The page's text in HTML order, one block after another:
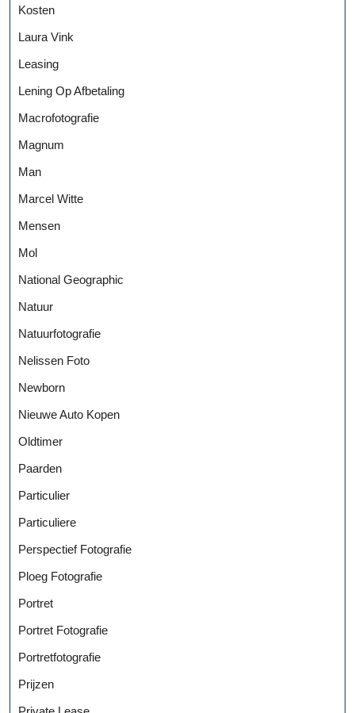
Kosten
Laura Vink
Leasing
Lening Op Afbetaling
Macrofotografie
Magnum
Man
Marcel Witte
Mensen
Mol
National Geographic
Natuur
Natuurfotografie
Nelissen Foto
Newborn
Nieuwe Auto Kopen
Oldtimer
Paarden
Particulier
Particuliere
Perspectief Fotografie
Ploeg Fotografie
Portret
Portret Fotografie
Portretfotografie
Prijzen